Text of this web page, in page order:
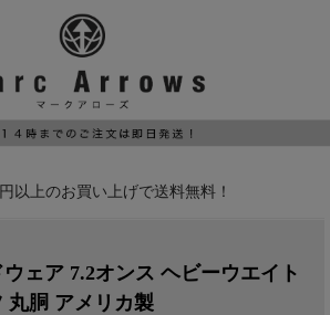
以上のお買い上げで送料無料！
ェア 7.2オンス ヘビーウエイト
丸胴 アメリカ製